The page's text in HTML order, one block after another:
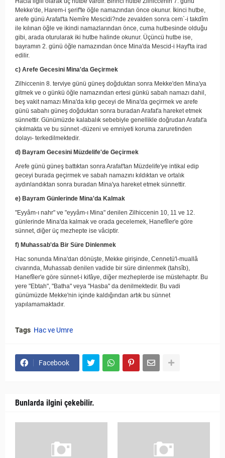
Mekke'de, Harem-i şerif'te öğle namazından önce okunur. İkinci hutbe,
arefe günü Arafat'ta Nemîre Mescidi?nde zevalden sonra cem`-i takdîm
ile kılınan öğle ve ikindi namazlarından önce, cuma hutbesinde olduğu
gibi, arada oturularak iki hutbe halinde okunur. Üçüncü hutbe ise,
bayramın 2. günü öğle namazından önce Mina'da Mescid-i Hayf'ta irad
edilir.
c) Arefe Gecesini Mina'da Geçirmek
Zilhiccenin 8. terviye günü güneş doğduktan sonra Mekke'den Mina'ya
gitmek ve o günkü öğle namazından ertesi günkü sabah namazı dahil,
beş vakit namazı Mina'da kılıp geceyi de Mina'da geçirmek ve arefe
günü sabahı güneş doğduktan sonra buradan Arafat'a hareket etmek
sünnettir. Günümüzde kalabalık sebebiyle genellikle doğrudan Arafat'a
çıkılmakta ve bu sünnet -düzeni ve emniyeti koruma zaruretinden
dolayı- terkedilmektedir.
d) Bayram Gecesini Müzdelife'de Geçirmek
Arefe günü güneş battıktan sonra Arafat'tan Müzdelife'ye intikal edip
geceyi burada geçirmek ve sabah namazını kıldıktan ve ortalık
aydınlandıktan sonra buradan Mina'ya hareket etmek sünnettir.
e) Bayram Günlerinde Mina'da Kalmak
"Eyyâm-ı nahr" ve "eyyâm-ı Mina" denilen Zilhiccenin 10, 11 ve 12.
günlerinde Mina'da kalmak ve orada gecelemek, Hanefîler'e göre
sünnet, diğer üç mezhepte ise vâciptir.
f) Muhassab'da Bir Süre Dinlenmek
Hac sonunda Mina'dan dönüşte, Mekke girişinde, Cennetü'l-muallâ
civarında, Muhassab denilen vadide bir süre dinlenmek (tahsîb),
Hanefîler'e göre sünnet-i kifâye, diğer mezheplerde ise müstehaptır. Bu
yere "Ebtah", "Batha" veya "Hasba" da denilmektedir. Bu vadi
günümüzde Mekke'nin içinde kaldığından artık bu sünnet
yapılamamaktadır.
Tags Hac ve Umre
Facebook
Bunlarda ilgini çekebilir.